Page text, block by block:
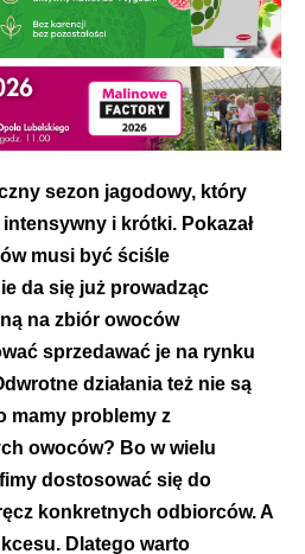
sezon jagodowy, który
i krótki. Pokazał
musi być ściśle
da się już prowadząc
na zbiór owoców
sprzedawać je na rynku
działania też nie są
mamy problemy z
owoców? Bo w wielu
dostosować się do
konkretnych odbiorców. A
Dlatego warto